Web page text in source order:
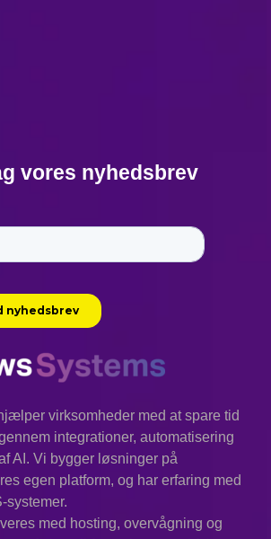
vores nyhedsbrev
virksomheder med at spare tid
integrationer, automatisering
AI. Vi bygger løsninger på
egen platform, og har erfaring med
systemer.
med hosting, overvågning og